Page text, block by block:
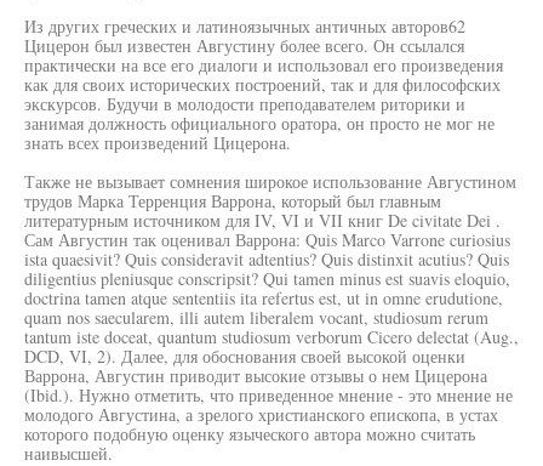
Из других греческих и латиноязычных античных авторов62
Цицерон был известен Августину более всего. Он ссылался
практически на все его диалоги и использовал его произведения
как для своих исторических построений, так и для философских
экскурсов. Будучи в молодости преподавателем риторики и
занимая должность официального оратора, он просто не мог не
знать всех произведений Цицерона.
Также не вызывает сомнения широкое использование Августином
трудов Марка Терренция Варрона, который был главным
литературным источником для IV, VI и VII книг De civitate Dei .
Сам Августин так оценивал Варрона: Quis Marco Varrone curiosius
ista quaesivit? Quis consideravit adtentius? Quis distinxit acutius? Quis
diligentius pleniusque conscripsit? Qui tamen minus est suavis eloquio,
doctrina tamen atque sententiis ita refertus est, ut in omne erudutione,
quam nos saecularem, illi autem liberalem vocant, studiosum rerum
tantum iste doceat, quantum studiosum verborum Cicero delectat (Aug.,
DCD, VI, 2). Далее, для обоснования своей высокой оценки
Варрона, Августин приводит высокие отзывы о нем Цицерона
(Ibid.). Нужно отметить, что приведенное мнение - это мнение не
молодого Августина, а зрелого христианского епископа, в устах
которого подобную оценку языческого автора можно считать
наивысшей.